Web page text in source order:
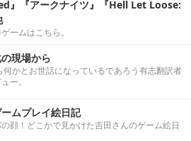
』『アークナイツ』『Hell Let Loose:
ームはこちら。
現場から
何かとお世話になっているであろう有志翻訳者
ー。
ムプレイ絵日記
顔！どこかで見かけた吉田さんのゲーム絵日